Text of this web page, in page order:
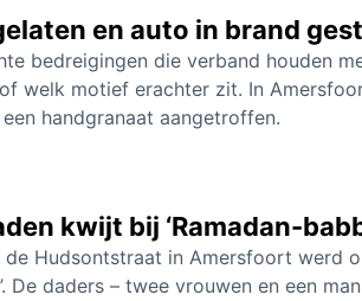
en auto in brand
bedreigingen die verband houden
welk motief erachter zit. In
handgranaat aangetroffen.
kwijt bij ‘Ramadan-
de Hudsontstraat in Amersfoort werd
De daders – twee vrouwen en een